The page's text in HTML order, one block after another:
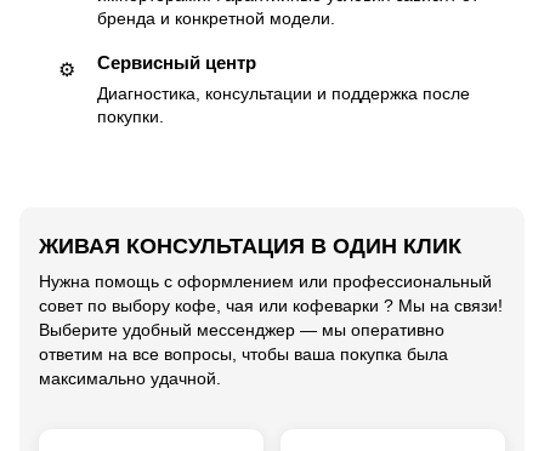
бренда и конкретной модели.
⚙️ Сервисный центр
Диагностика, консультации и поддержка после
покупки.
ЖИВАЯ КОНСУЛЬТАЦИЯ В ОДИН КЛИК
Нужна помощь с оформлением или профессиональный
совет по выбору кофе, чая или кофеварки ? Мы на связи!
Выберите удобный мессенджер — мы оперативно
ответим на все вопросы, чтобы ваша покупка была
максимально удачной.